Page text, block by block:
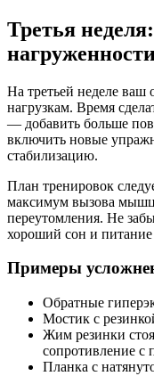
Третья
На третьей неделе ваш
нагрузкам. Время
— добавить больше
включить новые
стабилизацию.
План тренировок
максимум вызова
переутомления. Не
хороший сон и
Примеры
Обратные
Мостик с
Жим резинки
сопротивление с
Планка с